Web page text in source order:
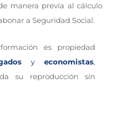
manera previa al cálculo
a Seguridad Social.
es propiedad
yeconomistas,
su reproducción sin